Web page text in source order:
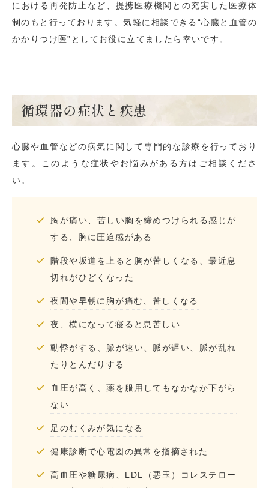
における再発防止など、提携医療機関との充実した医療体
制のもと行っております。気軽に相談できる“心臓と血管の
かかりつけ医”としてお役に立てましたら幸いです。
循環器の症状と疾患
心臓や血管などの病気に関して専門的な診療を行っており
ます。このような症状やお悩みがある方はご相談くださ
い。
胸が痛い、苦しい胸を締めつけられる感じが
する、胸に圧迫感がある
階段や坂道を上ると胸が苦しくなる、最近息
切れがひどくなった
夜間や早朝に胸が痛む、苦しくなる
夜、横になって寝ると息苦しい
動悸がする、脈が速い、脈が遅い、脈が乱れ
たりとんだりする
血圧が高く、薬を服用してもなかなか下がら
ない
足のむくみが気になる
健康診断で心電図の異常を指摘された
高血圧や糖尿病、LDL（悪玉）コレステロー